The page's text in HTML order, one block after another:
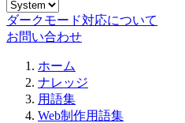
ダークモード対応について
お問い合わせ
ホーム
ナレッジ
用語集
Web制作用語集